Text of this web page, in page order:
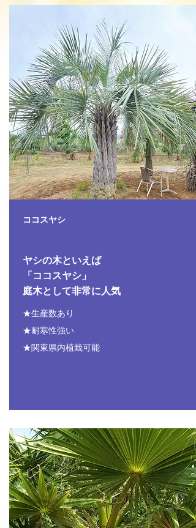
ココスヤシ
ヤシの木といえば
「ココスヤシ」
庭木として非常に人気
★生産数あり
★耐寒性強い
★関東県内植栽可能